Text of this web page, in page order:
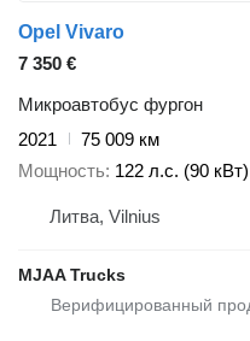
Opel Vivaro
7 350 €
Микроавтобус фургон
2021
75 009 км
Мощность 122 л.с. (90 кВт)
Литва, Vilnius
MJAA Trucks